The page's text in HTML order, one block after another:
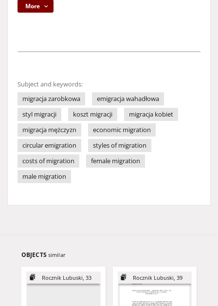
More
Subject and keywords:
migracja zarobkowa
emigracja wahadłowa
styl migracji
koszt migracji
migracja kobiet
migracja mężczyzn
economic migration
circular emigration
styles of migration
costs of migration
female migration
male migration
OBJECTS similar
Rocznik Lubuski, 33 Rocznik Lubuski, 39